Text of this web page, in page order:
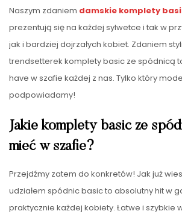
Naszym zdaniem damskie komplety
prezentują się na każdej sylwetce i tak w
jak i bardziej dojrzałych kobiet. Zdaniem
trendsetterek komplety basic ze spódnicą
have w szafie każdej z nas. Tylko który
podpowiadamy!
Jakie komplety basic ze
mieć w szafie?
Przejdźmy zatem do konkretów! Jak już
udziałem spódnic basic to absolutny hit w
praktycznie każdej kobiety. Łatwe i szybkie